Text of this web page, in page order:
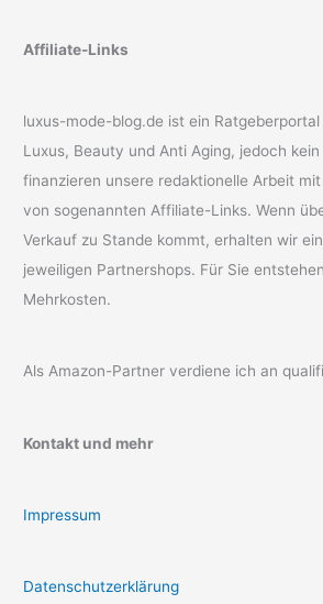
Affiliate-Links
luxus-mode-blog.de ist ein
Luxus, Beauty und Anti Aging, jedoch
finanzieren unsere redaktionelle Arbeit
von sogenannten Affiliate-Links. Wenn
Verkauf zu Stande kommt, erhalten wir
jeweiligen Partnershops. Für Sie
Mehrkosten.
Als Amazon-Partner verdiene ich an
Kontakt und mehr
Impressum
Datenschutzerklärung